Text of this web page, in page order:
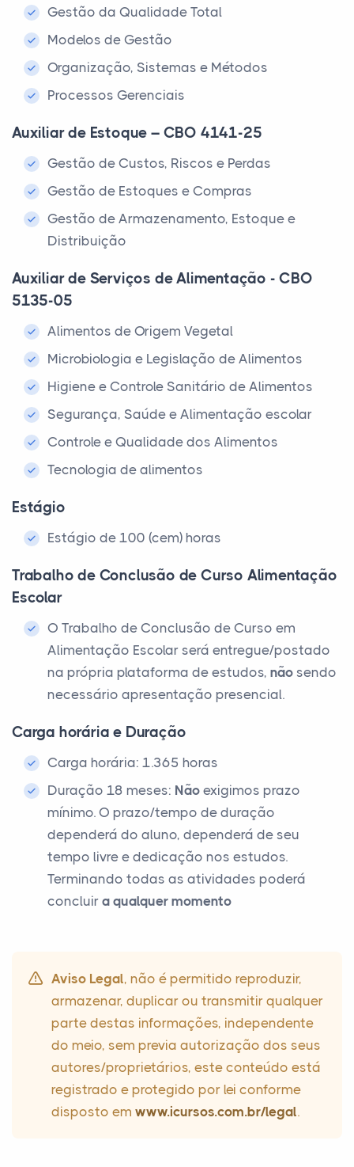
Gestão da Qualidade Total
Modelos de Gestão
Organização, Sistemas e Métodos
Processos Gerenciais
Auxiliar de Estoque – CBO 4141-25
Gestão de Custos, Riscos e Perdas
Gestão de Estoques e Compras
Gestão de Armazenamento, Estoque e
Distribuição
Auxiliar de Serviços de Alimentação - CBO
5135-05
Alimentos de Origem Vegetal
Microbiologia e Legislação de Alimentos
Higiene e Controle Sanitário de Alimentos
Segurança, Saúde e Alimentação escolar
Controle e Qualidade dos Alimentos
Tecnologia de alimentos
Estágio
Estágio de 100 (cem) horas
Trabalho de Conclusão de Curso Alimentação
Escolar
O Trabalho de Conclusão de Curso em
Alimentação Escolar será entregue/postado
na própria plataforma de estudos, não sendo
necessário apresentação presencial.
Carga horária e Duração
Carga horária: 1.365 horas
Duração 18 meses: Não exigimos prazo
mínimo. O prazo/tempo de duração
dependerá do aluno, dependerá de seu
tempo livre e dedicação nos estudos.
Terminando todas as atividades poderá
concluir a qualquer momento
Aviso Legal, não é permitido reproduzir,
armazenar, duplicar ou transmitir qualquer
parte destas informações, independente
do meio, sem previa autorização dos seus
autores/proprietários, este conteúdo está
registrado e protegido por lei conforme
disposto em www.icursos.com.br/legal.